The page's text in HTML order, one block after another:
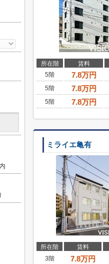
所在階 賃料
5階
7.8万円
5階
7.8万円
5階
7.8万円
ミライエ亀有
所在階 賃料
3階
7.8万円